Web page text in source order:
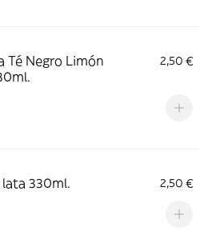
Té Negro Limón
2,50 €
330ml. 2,50 €